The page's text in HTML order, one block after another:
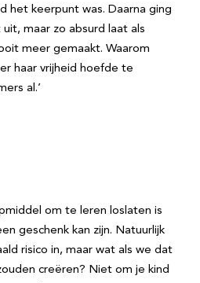
het keerpunt was. Daarna ging
maar zo absurd laat als
meer gemaakt. Waarom
haar vrijheid hoefde te
al.’
om te leren loslaten is
geschenk kan zijn. Natuurlijk
risico in, maar wat als we dat
creëren? Niet om je kind